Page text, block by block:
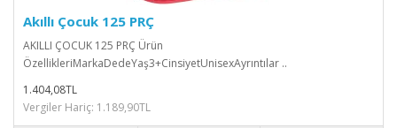
Akıllı Çocuk 125 PRÇ
AKILLI ÇOCUK 125 PRÇ Ürün
ÖzellikleriMarkaDedeYaş3+CinsiyetUnisexAyrıntılar ..
1.404,08TL
Vergiler Hariç: 1.189,90TL